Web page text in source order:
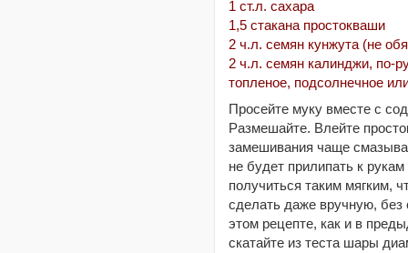
1 ст.л. сахара
1,5 стакана простокваши
2 ч.л. семян кунжута (не
2 ч.л. семян калинджи, по-
топленое, подсолнечное
Просейте муку вместе с
Размешайте. Влейте
замешивания чаще
не будет прилипать к
получиться таким мягким,
сделать даже вручную, без
этом рецепте, как и в
скатайте из теста шары